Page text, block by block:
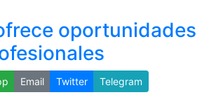
oportunidades
Email Twitter Telegram